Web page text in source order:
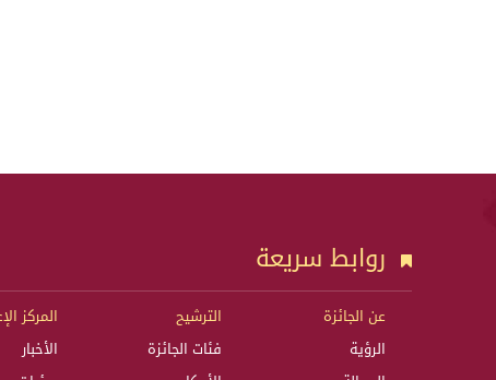
روابط سريعة
عن الجائزة
الرؤية
الترشيح
فئات الجائزة
المركز
الأخبار